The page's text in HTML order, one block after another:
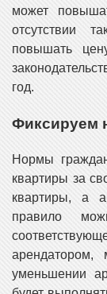
может
отсутствии
повышать
год.
Фиксируем
Нормы
квартиры за
квартиры, а
правило
арендатором,
уменьшении